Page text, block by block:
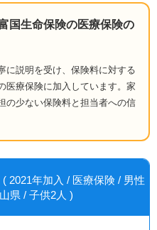
国生命保険の医療保険の
に説明を受け、保険料に対する
医療保険に加入しています。家
の少ない保険料と担当者への信
2021年加入 / 医療保険 / 男性
県 / 子供2人 )